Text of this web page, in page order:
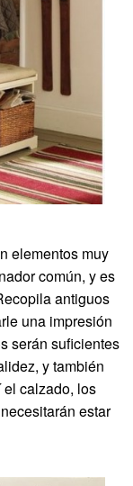
elementos muy
común, y es
antiguos
una impresión
serán suficientes
y también
calzado, los
estar